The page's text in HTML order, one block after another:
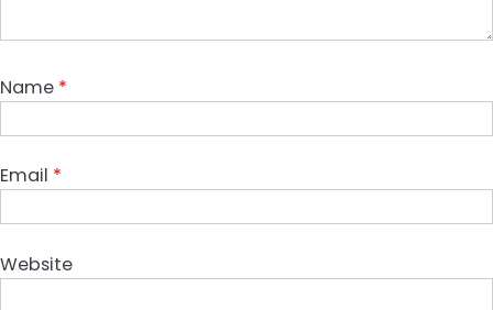
Name *
Email *
Website